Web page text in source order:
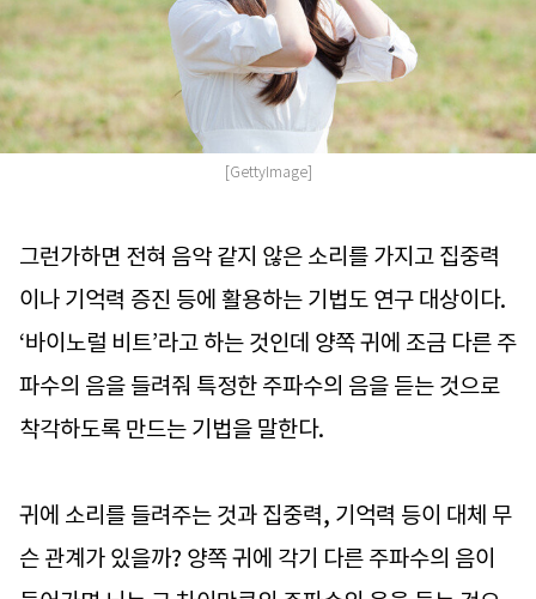
[GettyImage]
그런가하면 전혀 음악 같지 않은 소리를 가지고 집중력
이나 기억력 증진 등에 활용하는 기법도 연구 대상이다.
‘바이노럴 비트’라고 하는 것인데 양쪽 귀에 조금 다른 주
파수의 음을 들려줘 특정한 주파수의 음을 듣는 것으로
착각하도록 만드는 기법을 말한다.
귀에 소리를 들려주는 것과 집중력, 기억력 등이 대체 무
슨 관계가 있을까? 양쪽 귀에 각기 다른 주파수의 음이